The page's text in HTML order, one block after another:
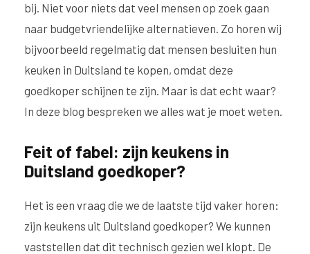
bij. Niet voor niets dat veel mensen op zoek gaan
naar budgetvriendelijke alternatieven. Zo horen wij
bijvoorbeeld regelmatig dat mensen besluiten hun
keuken in Duitsland te kopen, omdat deze
goedkoper schijnen te zijn. Maar is dat echt waar?
In deze blog bespreken we alles wat je moet weten.
Feit of fabel: zijn keukens in
Duitsland goedkoper?
Het is een vraag die we de laatste tijd vaker horen:
zijn keukens uit Duitsland goedkoper? We kunnen
vaststellen dat dit technisch gezien wel klopt. De